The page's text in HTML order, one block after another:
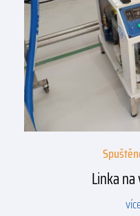
Linka